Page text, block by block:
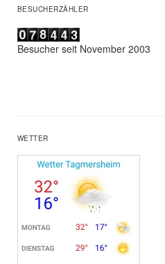
BESUCHERZÄHLER
Besucher seit November 2003
WETTER